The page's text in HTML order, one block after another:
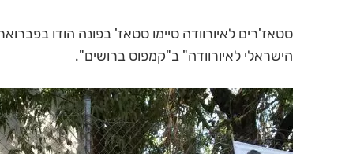
הישראלי לאיורוודה" ב"קמפוס ברושים".